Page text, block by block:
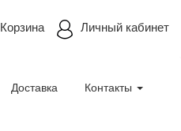
Личный кабинет
Корзина
Доставка Контакты